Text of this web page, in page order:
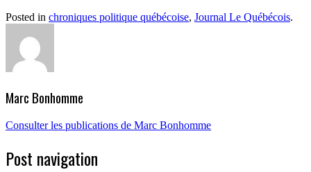
Posted in chroniques politique québécoise, Journal Le Québécois.
Marc Bonhomme
Consulter les publications de Marc Bonhomme
Post navigation